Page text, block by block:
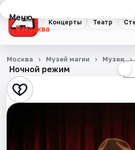
Концерты Театр
Меню
Москва
Концерты
Театр
Стендап
Ночной режим
Москва Музей магии Музеи